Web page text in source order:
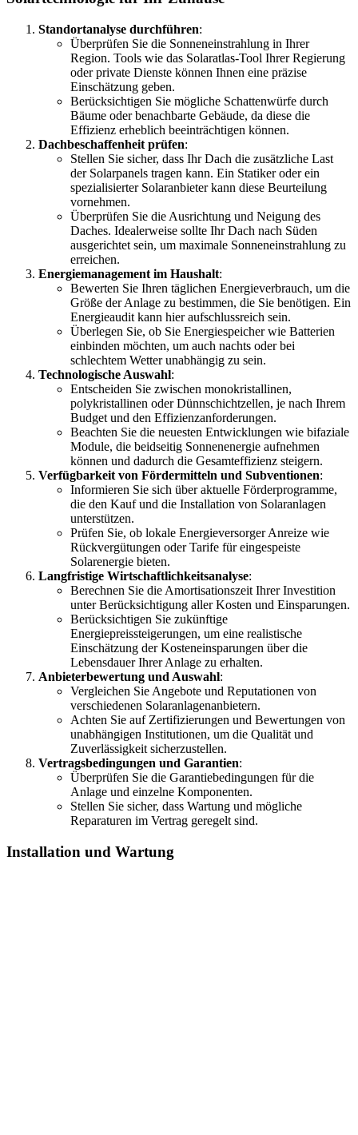
Standortanalyse durchführen:
Überprüfen Sie die Sonneneinstrahlung in Ihrer
Region. Tools wie das Solaratlas-Tool Ihrer Regierung
oder private Dienste können Ihnen eine präzise
Einschätzung geben.
Berücksichtigen Sie mögliche Schattenwürfe durch
Bäume oder benachbarte Gebäude, da diese die
Effizienz erheblich beeinträchtigen können.
Dachbeschaffenheit prüfen:
Stellen Sie sicher, dass Ihr Dach die zusätzliche Last
der Solarpanels tragen kann. Ein Statiker oder ein
spezialisierter Solaranbieter kann diese Beurteilung
vornehmen.
Überprüfen Sie die Ausrichtung und Neigung des
Daches. Idealerweise sollte Ihr Dach nach Süden
ausgerichtet sein, um maximale Sonneneinstrahlung zu
erreichen.
Energiemanagement im Haushalt:
Bewerten Sie Ihren täglichen Energieverbrauch, um die
Größe der Anlage zu bestimmen, die Sie benötigen. Ein
Energieaudit kann hier aufschlussreich sein.
Überlegen Sie, ob Sie Energiespeicher wie Batterien
einbinden möchten, um auch nachts oder bei
schlechtem Wetter unabhängig zu sein.
Technologische Auswahl:
Entscheiden Sie zwischen monokristallinen,
polykristallinen oder Dünnschichtzellen, je nach Ihrem
Budget und den Effizienzanforderungen.
Beachten Sie die neuesten Entwicklungen wie bifaziale
Module, die beidseitig Sonnenenergie aufnehmen
können und dadurch die Gesamteffizienz steigern.
Verfügbarkeit von Fördermitteln und Subventionen:
Informieren Sie sich über aktuelle Förderprogramme,
die den Kauf und die Installation von Solaranlagen
unterstützen.
Prüfen Sie, ob lokale Energieversorger Anreize wie
Rückvergütungen oder Tarife für eingespeiste
Solarenergie bieten.
Langfristige Wirtschaftlichkeitsanalyse:
Berechnen Sie die Amortisationszeit Ihrer Investition
unter Berücksichtigung aller Kosten und Einsparungen.
Berücksichtigen Sie zukünftige
Energiepreissteigerungen, um eine realistische
Einschätzung der Kosteneinsparungen über die
Lebensdauer Ihrer Anlage zu erhalten.
Anbieterbewertung und Auswahl:
Vergleichen Sie Angebote und Reputationen von
verschiedenen Solaranlagenanbietern.
Achten Sie auf Zertifizierungen und Bewertungen von
unabhängigen Institutionen, um die Qualität und
Zuverlässigkeit sicherzustellen.
Vertragsbedingungen und Garantien:
Überprüfen Sie die Garantiebedingungen für die
Anlage und einzelne Komponenten.
Stellen Sie sicher, dass Wartung und mögliche
Reparaturen im Vertrag geregelt sind.
Installation und Wartung